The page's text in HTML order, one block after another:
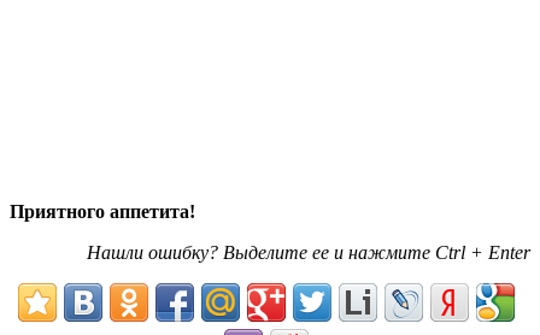
Приятного аппетита!
Нашли ошибку? Выделите ее и нажмите Ctrl + Enter